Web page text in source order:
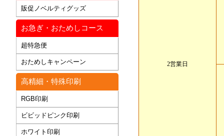
2営業日
販促ノベルティグッズ
お急ぎ・おためしコース
超特急便
おためしキャンペーン
高精細・特殊印刷
RGB印刷
ビビッドピンク印刷
ホワイト印刷